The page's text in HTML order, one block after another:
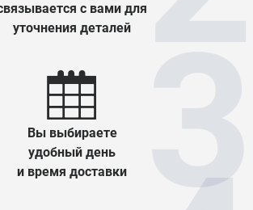
с вами для
уточнения деталей
Вы выбираете
удобный день
и время доставки